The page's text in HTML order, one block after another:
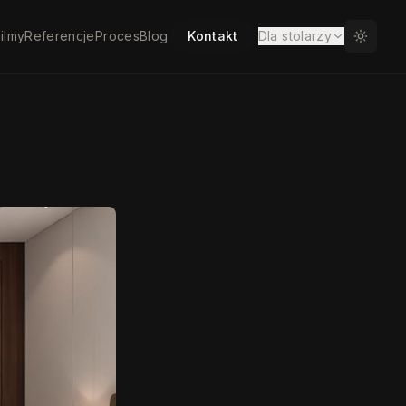
ReferencjeProcesBlog Kontakt Dla stolarzy